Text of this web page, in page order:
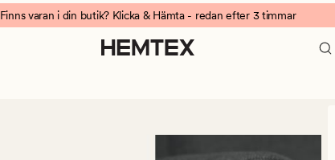
Finns varan i din butik? Klicka & Hämta - redan efter 3 timmar